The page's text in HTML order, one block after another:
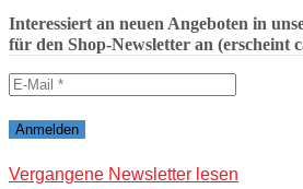
Interessiert an neuen Angeboten in
für den Shop-Newsletter an (erscheint
Vergangene Newsletter lesen